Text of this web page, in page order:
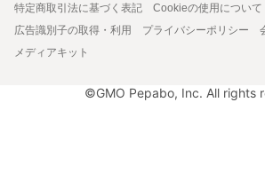
特定商取引法に基づく表記
Cookieの使用について
広告識別子の取得・利用
プライバシーポリシー
メディアキット
©GMO Pepabo, Inc. All rights